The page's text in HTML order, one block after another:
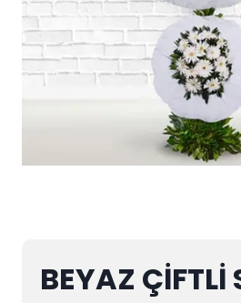
BEYAZ ÇİFTLİ